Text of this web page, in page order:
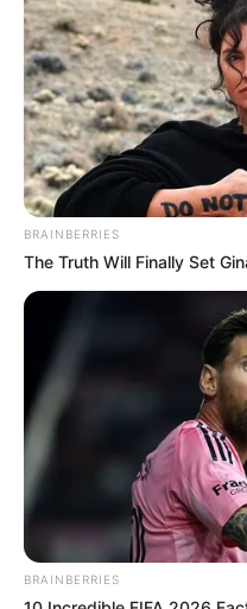
(foto:
BRAINBERRIES
The Truth Will Finally Set
BRAINBERRIES